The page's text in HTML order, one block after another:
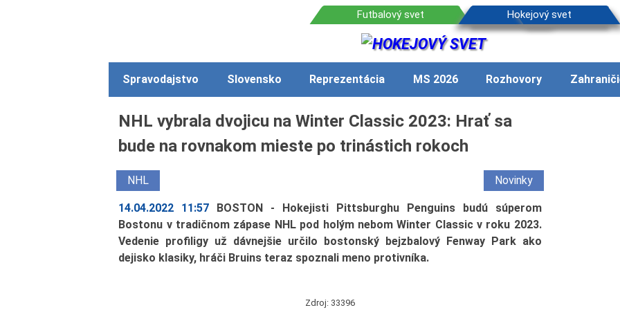
Spravodajstvo Slovensko Reprezentácia MS 2026 Rozhovory
NHL vybrala dvojicu na Winter Classic 2023: Hrať sa
bude na rovnakom mieste po trinástich rokoch
NHL Novinky
14.04.2022 11:57
BOSTON - Hokejisti Pittsburghu Penguins budú súperom
Bostonu v tradičnom zápase NHL pod holým nebom Winter Classic v roku 2023.
Vedenie profiligy už dávnejšie určilo bostonský bejzbalový Fenway Park ako
dejisko klasiky, hráči Bruins teraz spoznali meno protivníka.
Zdroj: 33396